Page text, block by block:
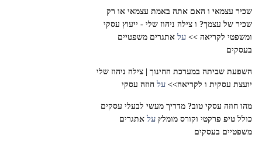
שכיר עצמאי ו האם אתה באמת עצמאי או רק
שכיר של עצמך? ו צילה ניהוז שלי - ייעוץ עסקי
ומשפטי לקריאה >> עלאתגרים משפטיים
בעסקים
השפעת שביתה במערכת החינוך | צילה ניהוז שלי
יועצת עסקית ו לקריאה>> עלחוזה עסקי
מהו חוזה עסקי טוב? מדריך מעשי לבעלי עסקים
כולל טיפ פרקטי וקורס מומלץ עלאתגרים
משפטיים בעסקים